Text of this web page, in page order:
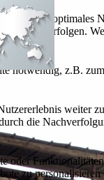
ein
Drittland erfolgen.
notwendig, z.B.
weiter
die
oder
zu